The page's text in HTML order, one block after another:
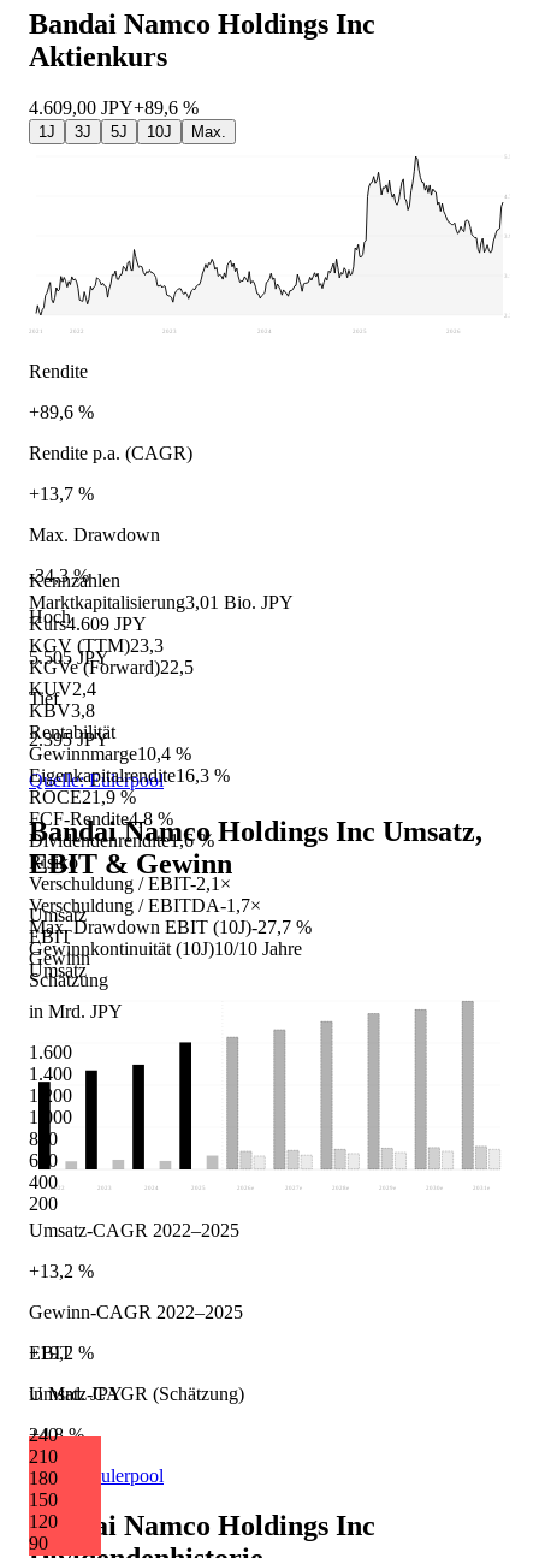
Kennzahlen
Marktkapitalisierung3,01 Bio. JPY
Kurs4.609 JPY
KGV (TTM)23,3
KGVe (Forward)22,5
KUV2,4
KBV3,8
Rentabilität
Gewinnmarge10,4 %
Eigenkapitalrendite16,3 %
ROCE21,9 %
FCF-Rendite4,8 %
Dividendenrendite1,6 %
Risiko
Verschuldung / EBIT-2,1×
Verschuldung / EBITDA-1,7×
Max. Drawdown EBIT (10J)-27,7 %
Gewinnkontinuität (10J)10/10 Jahre
Umsatz
in Mrd. JPY
1.600
1.400
1.200
1.000
800
600
400
200
EBIT
in Mrd. JPY
240
210
180
150
120
90
Bandai Namco Holdings Inc
Aktienkurs
4.609,00 JPY+89,6 %
1J 3J 5J 10J Max.
2.395
3.173
3.950
4.728
5.505
2021 2022 2023 2024 2025 2026
Rendite
+89,6 %
Rendite p.a. (CAGR)
+13,7 %
Max. Drawdown
-34,3 %
Hoch
5.505 JPY
Tief
2.395 JPY
Quelle: Eulerpool
Bandai Namco Holdings Inc Umsatz,
EBIT & Gewinn
Umsatz
EBIT
Gewinn
Schätzung
2022 2023 2024 2025 2026e 2027 e 2028 e 2029 e 2030e 2031 e
Umsatz-CAGR 2022–2025
+13,2 %
Gewinn-CAGR 2022–2025
+19,2 %
Umsatz-CAGR (Schätzung)
+4,8 %
Quelle: Eulerpool
Bandai Namco Holdings Inc